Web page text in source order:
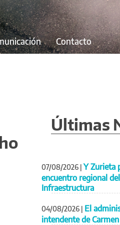
Contacto
Últimas
07/08/2026 | Y Zurieta
encuentro regional
Infraestructura
04/08/2026 | El
intendente de